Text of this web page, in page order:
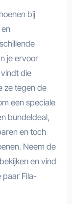
bij
je ervoor
die
ze tegen de
een speciale
bundeldeal,
en toch
Neem de
en vind
paar Fila-